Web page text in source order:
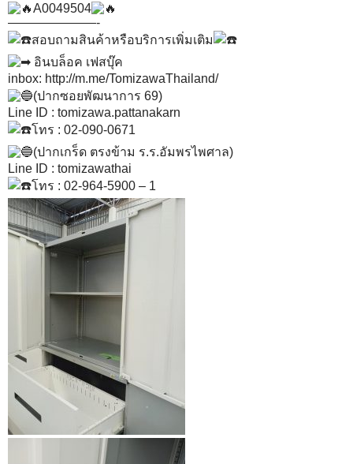
A0049504
———————-
สอบถามสินค้าหรือบริการเพิ่มเติม
อินบล็อค เฟสบุ๊ค
inbox: http://m.me/TomizawaThailand/
(ปากซอยพัฒนาการ 69)
Line ID : tomizawa.pattanakarn
โทร : 02-090-0671
(ปากเกร็ด ตรงข้าม ร.ร.อัมพรไพศาล)
Line ID : tomizawathai
โทร : 02-964-5900 – 1